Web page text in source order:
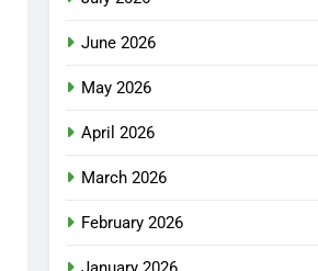
June 2026
May 2026
April 2026
March 2026
February 2026